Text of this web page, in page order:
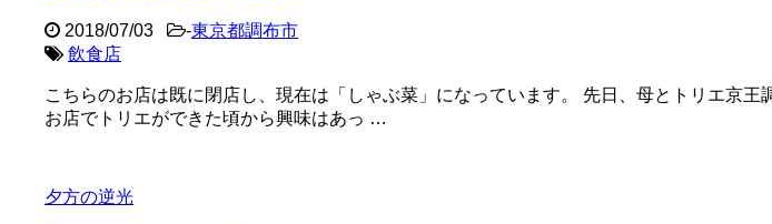
2018/07/03 -東京都調布市
飲食店
こちらのお店は既に閉店し、現在は「しゃぶ菜」になっています。 先日、母とトリエ京
お店でトリエができた頃から興味はあっ …
夕方の逆光